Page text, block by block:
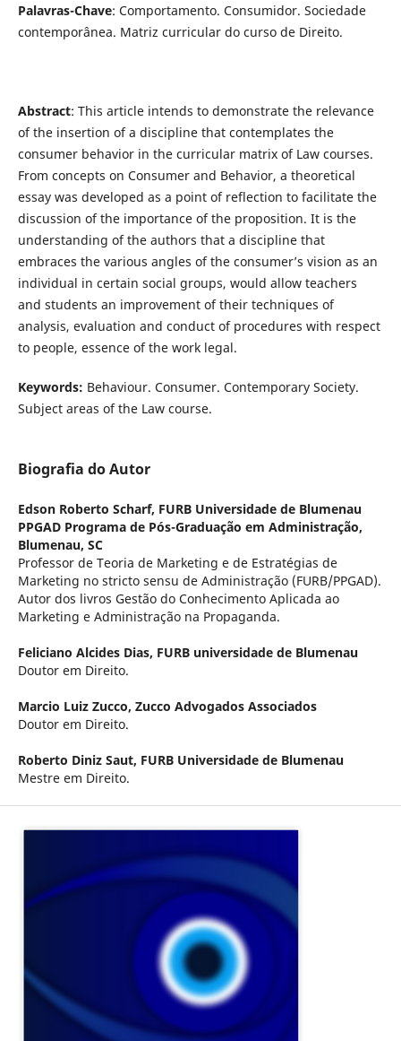
Palavras-Chave: Comportamento. Consumidor. Sociedade
contemporânea. Matriz curricular do curso de Direito.
Abstract: This article intends to demonstrate the relevance
of the insertion of a discipline that contemplates the
consumer behavior in the curricular matrix of Law courses.
From concepts on Consumer and Behavior, a theoretical
essay was developed as a point of reflection to facilitate the
discussion of the importance of the proposition. It is the
understanding of the authors that a discipline that
embraces the various angles of the consumer’s vision as an
individual in certain social groups, would allow teachers
and students an improvement of their techniques of
analysis, evaluation and conduct of procedures with respect
to people, essence of the work legal.
Keywords: Behaviour. Consumer. Contemporary Society.
Subject areas of the Law course.
Biografia do Autor
Edson Roberto Scharf, FURB Universidade de Blumenau
PPGAD Programa de Pós-Graduação em Administração,
Blumenau, SC
Professor de Teoria de Marketing e de Estratégias de
Marketing no stricto sensu de Administração (FURB/PPGAD).
Autor dos livros Gestão do Conhecimento Aplicada ao
Marketing e Administração na Propaganda.
Feliciano Alcides Dias, FURB universidade de Blumenau
Doutor em Direito.
Marcio Luiz Zucco, Zucco Advogados Associados
Doutor em Direito.
Roberto Diniz Saut, FURB Universidade de Blumenau
Mestre em Direito.